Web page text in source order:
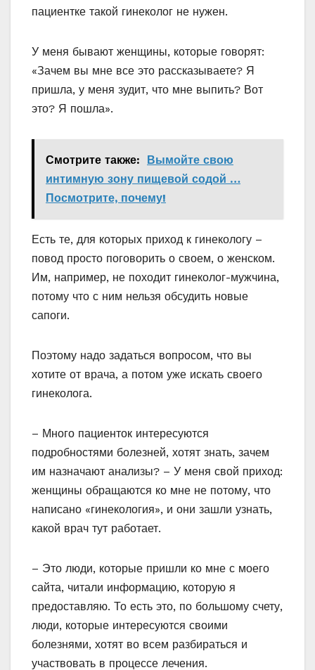
пациентке такой гинеколог не нужен.
У меня бывают женщины, которые говорят:
«Зачем вы мне все это рассказываете? Я
пришла, у меня зудит, что мне выпить? Вот
это? Я пошла».
Смотрите также:
Вымойте свою
интимную зону пищевой содой …
Посмотрите, почему!
Есть те, для которых приход к гинекологу –
повод просто поговорить о своем, о женском.
Им, например, не походит гинеколог-мужчина,
потому что с ним нельзя обсудить новые
сапоги.
Поэтому надо задаться вопросом, что вы
хотите от врача, а потом уже искать своего
гинеколога.
– Много пациенток интересуются
подробностями болезней, хотят знать, зачем
им назначают анализы? – У меня свой приход:
женщины обращаются ко мне не потому, что
написано «гинекология», и они зашли узнать,
какой врач тут работает.
– Это люди, которые пришли ко мне с моего
сайта, читали информацию, которую я
предоставляю. То есть это, по большому счету,
люди, которые интересуются своими
болезнями, хотят во всем разбираться и
участвовать в процессе лечения.